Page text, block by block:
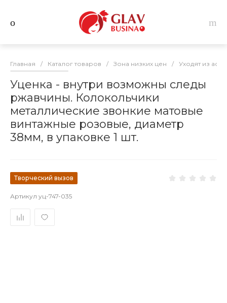
Главная / Каталог товаров / Зона низких цен / Уходят из
Уценка - внутри возможны следы
ржавчины. Колокольчики
металлические звонкие матовые
винтажные розовые, диаметр
38мм, в упаковке 1 шт.
Творческий вызов
Артикул уц-747-035